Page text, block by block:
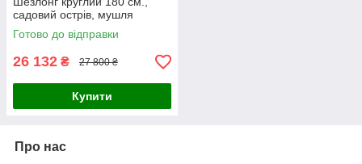
садовий острів, мушля
Готово до відправки
26 132 ₴ 27 800 ₴
Купити
Про нас